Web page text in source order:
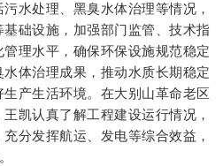
水处理、黑臭水体治理等情况，
础设施，加强部门监管、技术指
理水平，确保环保设施规范稳定
体治理成果，推动水质长期稳定
产生活环境。在大别山革命老区
凯认真了解工程建设运行情况，
分发挥航运、发电等综合效益，